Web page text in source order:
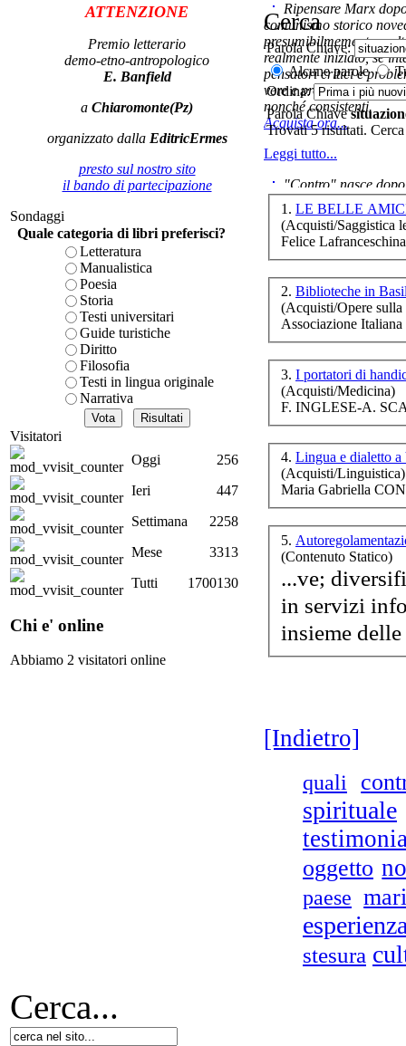
in
Il
Il
ATTENZIONE
Premio letterario
demo-etno-antropologico
E. Banfield
a Chiaromonte(Pz)
organizzato dalla EditricErmes
presto sul nostro sito
il bando di partecipazione
Sondaggi
Quale categoria di libri preferisci?
Letteratura
Manualistica
Poesia
Storia
Testi universitari
Guide turistiche
Diritto
Filosofia
Testi in lingua originale
Narrativa
Visitatori
Oggi
256
Ieri
447
Settimana
2258
Mese
3313
Tutti
1700130
Chi e' online
Abbiamo 2 visitatori online
Ripensare Marx
comunismo storico
presumibilmemente
realmente iniziato, se
pensatori critici e
vere e proprie correnti
nonché consistenti.
Acquista ora...
Leggi tutto...
"Contro" nasce
cominciato con la
ripensaremarx. i saggi
questa collaborazione
è teorica, sempre però
presente fase.
Acquista ora...
cURL error 28: Failed
80 after 7098 ms:
Cerca
Parola Chiave:
Alcune parole
Ordina:
Parola Chiave
Trovati 5 risultati.
1. LE BELLE
(Acquisti/Saggistica
Felice
2. Biblioteche in
(Acquisti/Opere sulla
Associazione
3. I portatori di
(Acquisti/Medicina)
F. INGLESE-A.
4. Lingua e dialetto
(Acquisti/Linguistica)
Maria Gabriella
5.
(Contenuto Statico)
...ve;
insieme
[Indietro]
quali
spirituale
oggetto
paese
stesura
Cerca...